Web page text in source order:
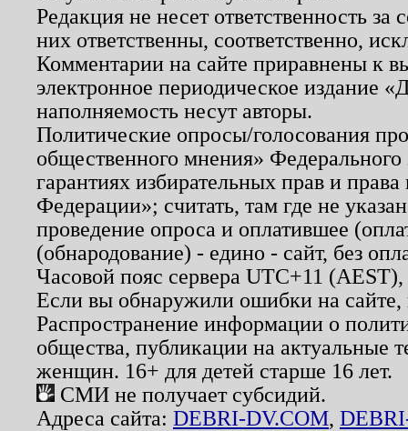
Редакция не несет ответственность
них ответственны, соответственно,
Комментарии на сайте приравнены к
электронное периодическое издание
наполняемость несут авторы.
Политические опросы/голосования
общественного мнения»
гарантиях избирательных прав и
Федерации»; считать, там где не
проведение опроса и оплатившее
(обнародование) - едино - сайт, без
Часовой пояс сервера UTC+11
Если вы обнаружили ошибки на
Распространение информации о
общества, публикации на актуальные
женщин. 16+ для детей старше 16 лет.
СМИ не получает субсидий.
Адреса сайта: DEBRI-DV.COM,